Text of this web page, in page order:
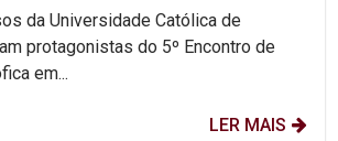
da Universidade Católica de
protagonistas do 5º Encontro de
em...
LER MAIS